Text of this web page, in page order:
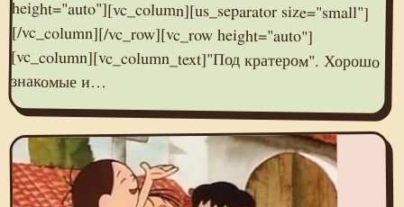
знакомые и…